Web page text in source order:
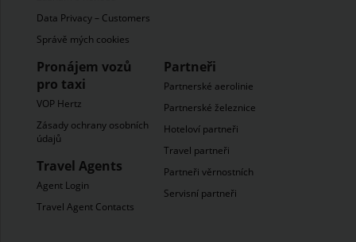
Data Privacy – Customers
Správě mých cookies
Pronájem vozů
pro taxi
VOP Hertz
Zásady ochrany osobních
údajů
Travel Agents
Agent Login
Travel Agent Contacts
Partneři
Partnerské aerolinie
Partnerské železnice
Hoteloví partneři
Travel partneři
Partneři věrnostních
Servisní partneři